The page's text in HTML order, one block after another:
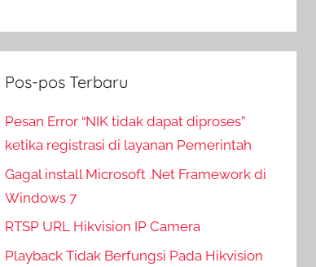
Pos-pos Terbaru
Pesan Error “NIK tidak dapat diproses”
ketika registrasi di layanan Pemerintah
Gagal install Microsoft .Net Framework di
Windows 7
RTSP URL Hikvision IP Camera
Playback Tidak Berfungsi Pada Hikvision